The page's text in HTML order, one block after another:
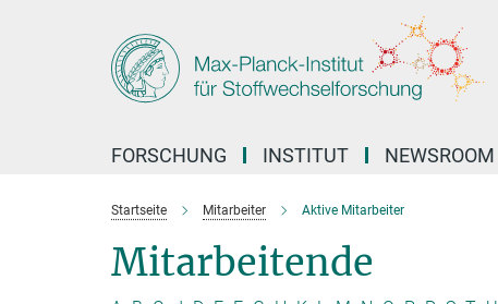
FORSCHUNG INSTITUT NEWSROOM
Startseite Mitarbeiter Aktive Mitarbeiter
Mitarbeitende